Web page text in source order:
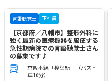
言語聴覚士 正社員
【京都府／八幡市】整形外科に
強く最新の医療機器を駆使する
急性期病院での言語聴覚士さん
の募集です♪
京阪本線「樟葉駅」（バス・
車10分）